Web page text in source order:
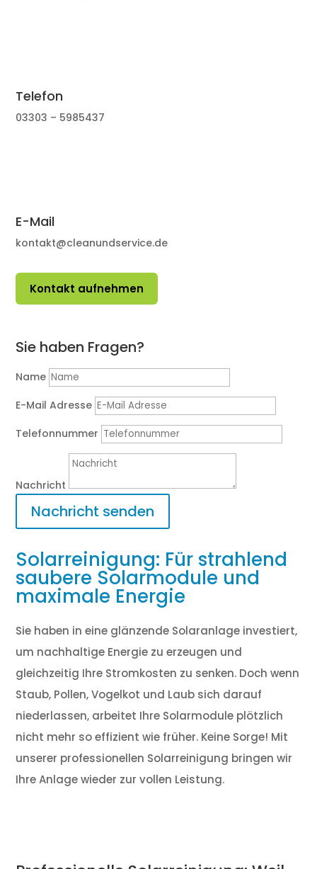
Telefon
03303 – 5985437
E-Mail
kontakt@cleanundservice.de
Kontakt aufnehmen
Sie haben Fragen?
Name
E-Mail Adresse
Telefonnummer
Nachricht
Nachricht senden
Solarreinigung: Für strahlend
saubere Solarmodule und
maximale Energie
Sie haben in eine glänzende Solaranlage investiert,
um nachhaltige Energie zu erzeugen und
gleichzeitig Ihre Stromkosten zu senken. Doch wenn
Staub, Pollen, Vogelkot und Laub sich darauf
niederlassen, arbeitet Ihre Solarmodule plötzlich
nicht mehr so effizient wie früher. Keine Sorge! Mit
unserer professionellen Solarreinigung bringen wir
Ihre Anlage wieder zur vollen Leistung.